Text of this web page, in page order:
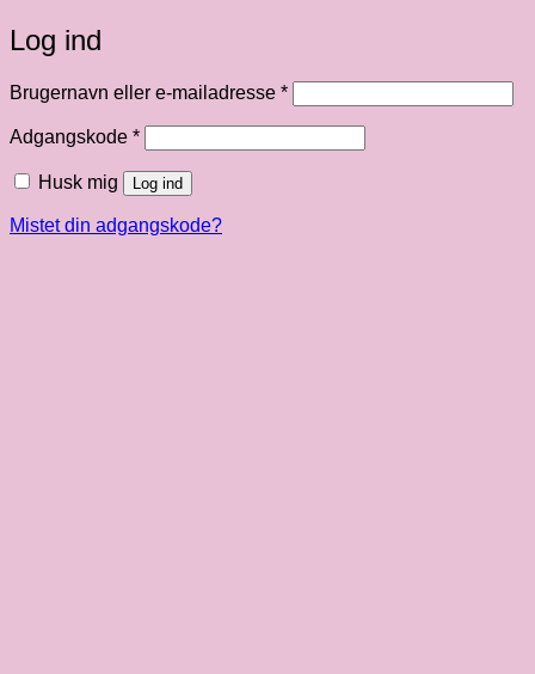
Log ind
Brugernavn eller e-mailadresse *Påkrævet
Adgangskode *Påkrævet
Husk mig Log ind
Mistet din adgangskode?